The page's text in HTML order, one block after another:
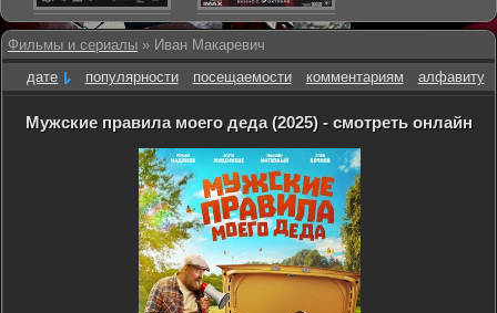
Фильмы и сериалы » Иван Макаревич
дате
популярности посещаемости комментариям алфавиту
Мужские правила моего деда (2025) - смотреть онлайн